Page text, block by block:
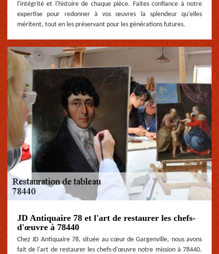
l'intégrité et l'histoire de chaque pièce. Faites confiance à notre
expertise pour redonner à vos œuvres la splendeur qu'elles
méritent, tout en les préservant pour les générations futures.
JD Antiquaire 78 et l'art de restaurer les chefs-
d'œuvre à 78440
Chez JD Antiquaire 78, située au cœur de Gargenville, nous avons
fait de l'art de restaurer les chefs-d'œuvre notre mission à 78440.